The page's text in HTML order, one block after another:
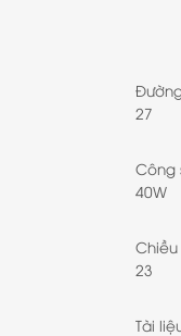
27
Công
40W
23
Tài